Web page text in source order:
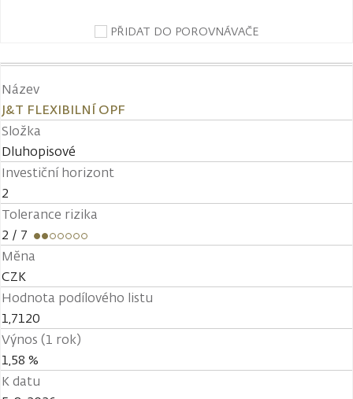
PŘIDAT DO POROVNÁVAČE
Název
J&T FLEXIBILNÍ OPF
Složka
Dluhopisové
Investiční horizont
2
Tolerance rizika
2 / 7
Měna
CZK
Hodnota podílového listu
1,7120
Výnos (1 rok)
1,58 %
K datu